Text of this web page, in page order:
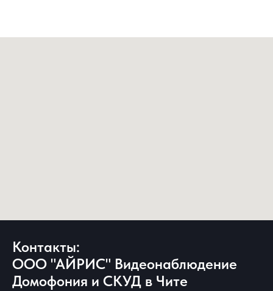
Контакты:
ООО "АЙРИС" Видеонаблюдение
Домофония и СКУД в Чите